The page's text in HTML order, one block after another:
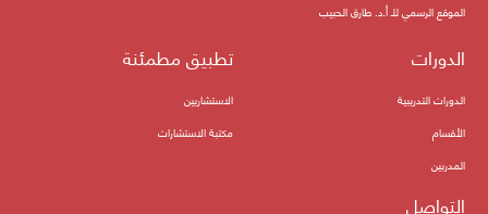
الموقع الرسمي للـ أ.د. طارق الحبيب
الدورات
الدورات التدريبية
الأقسام
المدربين
تطبيق مطمئنة
الاستشاريين
مكتبة الاستشارات
التواصل